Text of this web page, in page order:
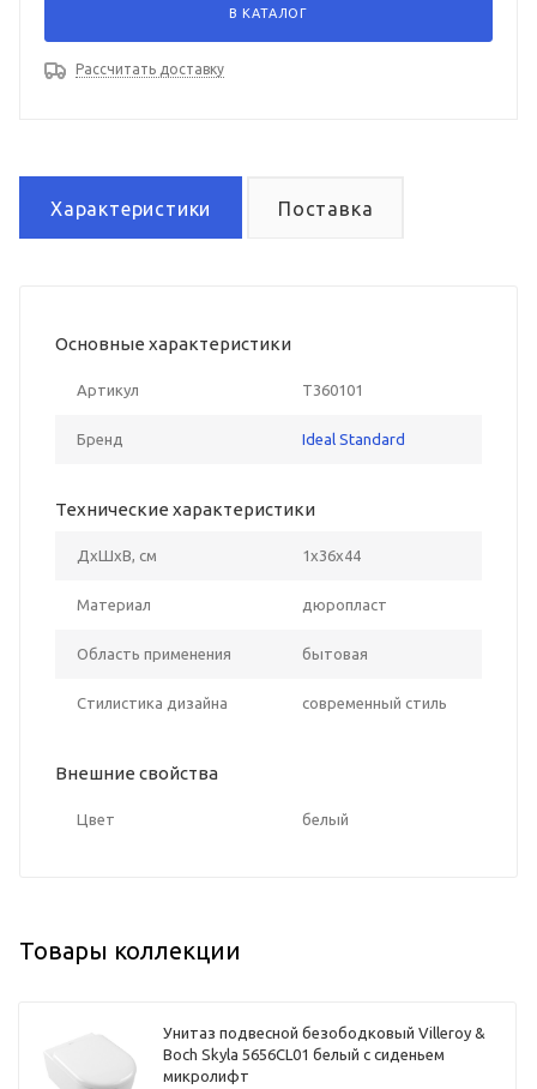
В КАТАЛОГ
Рассчитать доставку
Характеристики Поставка
Основные характеристики
Артикул T360101
Бренд Ideal Standard
Технические характеристики
ДxШxВ, см 1x36x44
Материал дюропласт
Область применения бытовая
Стилистика дизайна современный стиль
Внешние свойства
Цвет белый
Товары коллекции
Унитаз подвесной безободковый Villeroy &
Boch Skyla 5656CL01 белый с сиденьем
микролифт